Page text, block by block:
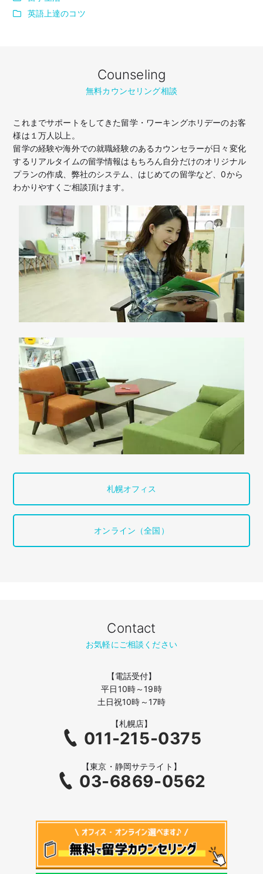
英語上達のコツ
Counseling
無料カウンセリング相談
これまでサポートをしてきた留学・ワーキングホリデーのお客
様は１万人以上。
留学の経験や海外での就職経験のあるカウンセラーが日々変化
するリアルタイムの留学情報はもちろん自分だけのオリジナル
プランの作成、弊社のシステム、はじめての留学など、0から
わかりやすくご相談頂けます。
札幌オフィス
オンライン（全国）
Contact
お気軽にご相談ください
【電話受付】
平日10時～19時
土日祝10時～17時
【札幌店】
011-215-0375
【東京・静岡サテライト】
03-6869-0562